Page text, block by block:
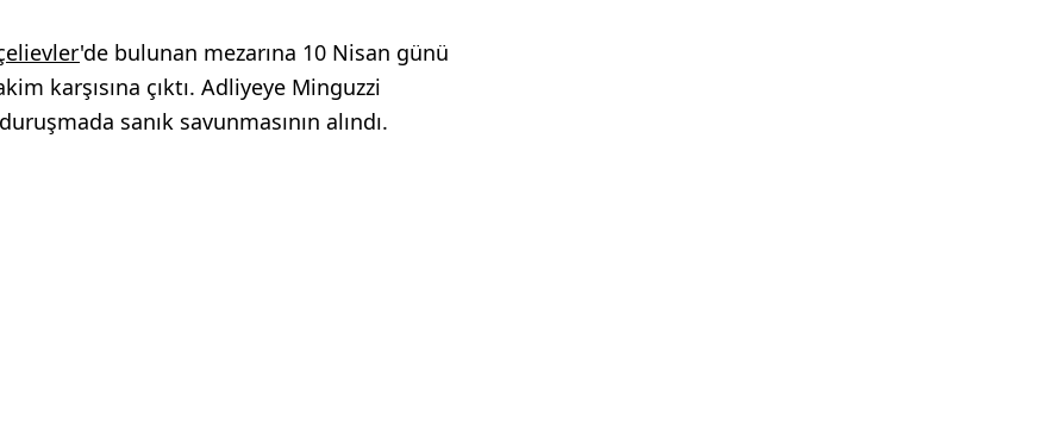
'de bulunan mezarına 10 Nisan günü
karşısına çıktı. Adliyeye Minguzzi
sanık savunmasının alındı.